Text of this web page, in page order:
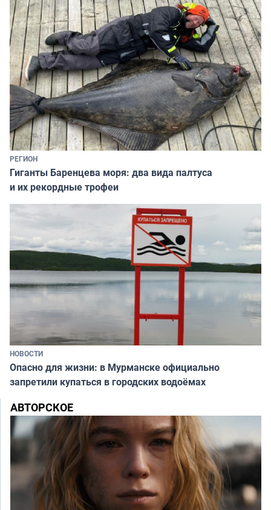
РЕГИОН
Гиганты Баренцева моря: два вида палтуса
и их рекордные трофеи
НОВОСТИ
Опасно для жизни: в Мурманске официально
запретили купаться в городских водоёмах
АВТОРСКОЕ